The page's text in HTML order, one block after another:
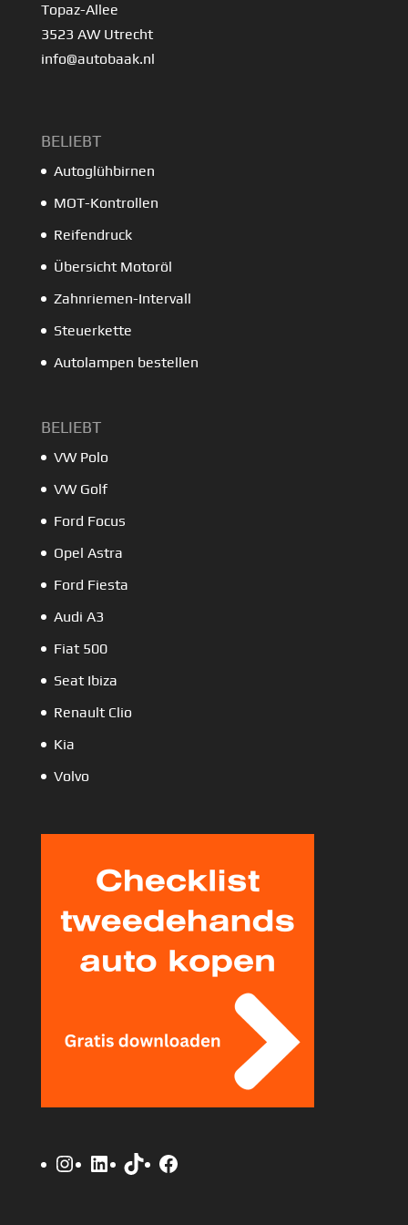
Topaz-Allee
3523 AW Utrecht
info@autobaak.nl
BELIEBT
Autoglühbirnen
MOT-Kontrollen
Reifendruck
Übersicht Motoröl
Zahnriemen-Intervall
Steuerkette
Autolampen bestellen
BELIEBT
VW Polo
VW Golf
Ford Focus
Opel Astra
Ford Fiesta
Audi A3
Fiat 500
Seat Ibiza
Renault Clio
Kia
Volvo
Instagram
LinkedIn
TikTokFacebook